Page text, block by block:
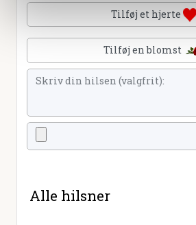
Tilføj et hjerte
Tilføj en blomst
Alle hilsner